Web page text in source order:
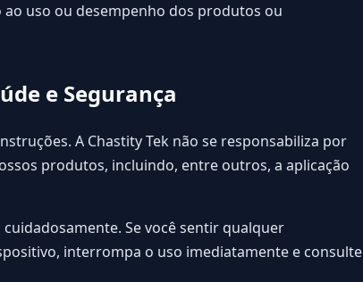
uso ou desempenho dos produtos ou
e Segurança
A Chastity Tek não se responsabiliza por
produtos, incluindo, entre outros, a aplicação
Se você sentir qualquer
interrompa o uso imediatamente e consulte